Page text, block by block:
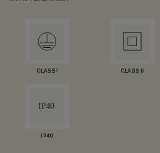
CLASS I CLASS II
IP40